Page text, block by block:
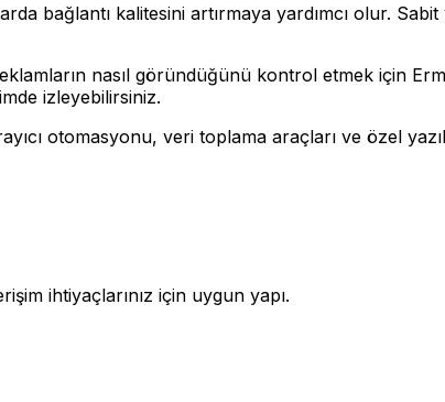
bağlantı kalitesini artırmaya yardımcı olur.
nasıl göründüğünü kontrol etmek için
izleyebilirsiniz.
otomasyonu, veri toplama araçları ve özel
ihtiyaçlarınız için uygun yapı.